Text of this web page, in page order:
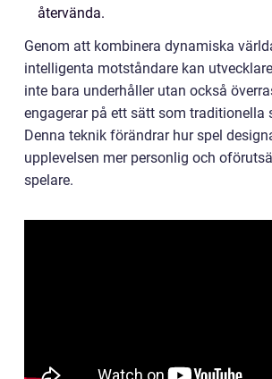
återvända.
Genom att kombinera dynamiska
intelligenta motståndare kan
inte bara underhåller utan också
engagerar på ett sätt som traditionella
Denna teknik förändrar hur spel
upplevelsen mer personlig och
spelare.